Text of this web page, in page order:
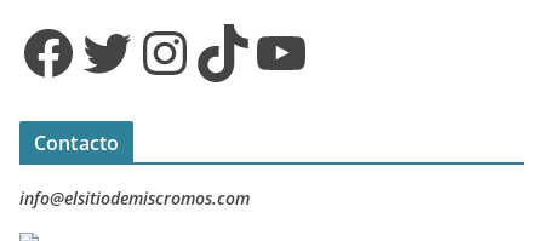
Facebook Twitter InstagramTikTok YouTube
Contacto
info@elsitiodemiscromos.com